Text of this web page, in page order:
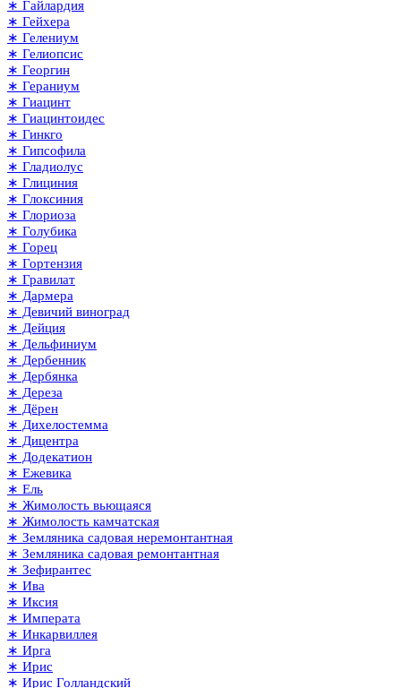
∗ Гайлардия
∗ Гейхера
∗ Гелениум
∗ Гелиопсис
∗ Георгин
∗ Гераниум
∗ Гиацинт
∗ Гиацинтоидес
∗ Гинкго
∗ Гипсофила
∗ Гладиолус
∗ Глициния
∗ Глоксиния
∗ Глориоза
∗ Голубика
∗ Горец
∗ Гортензия
∗ Гравилат
∗ Дармера
∗ Девичий виноград
∗ Дейция
∗ Дельфиниум
∗ Дербенник
∗ Дербянка
∗ Дереза
∗ Дёрен
∗ Дихелостемма
∗ Дицентра
∗ Додекатион
∗ Ежевика
∗ Ель
∗ Жимолость вьющаяся
∗ Жимолость камчатская
∗ Земляника садовая неремонтантная
∗ Земляника садовая ремонтантная
∗ Зефирантес
∗ Ива
∗ Иксия
∗ Императа
∗ Инкарвиллея
∗ Ирга
∗ Ирис
∗ Ирис Голландский